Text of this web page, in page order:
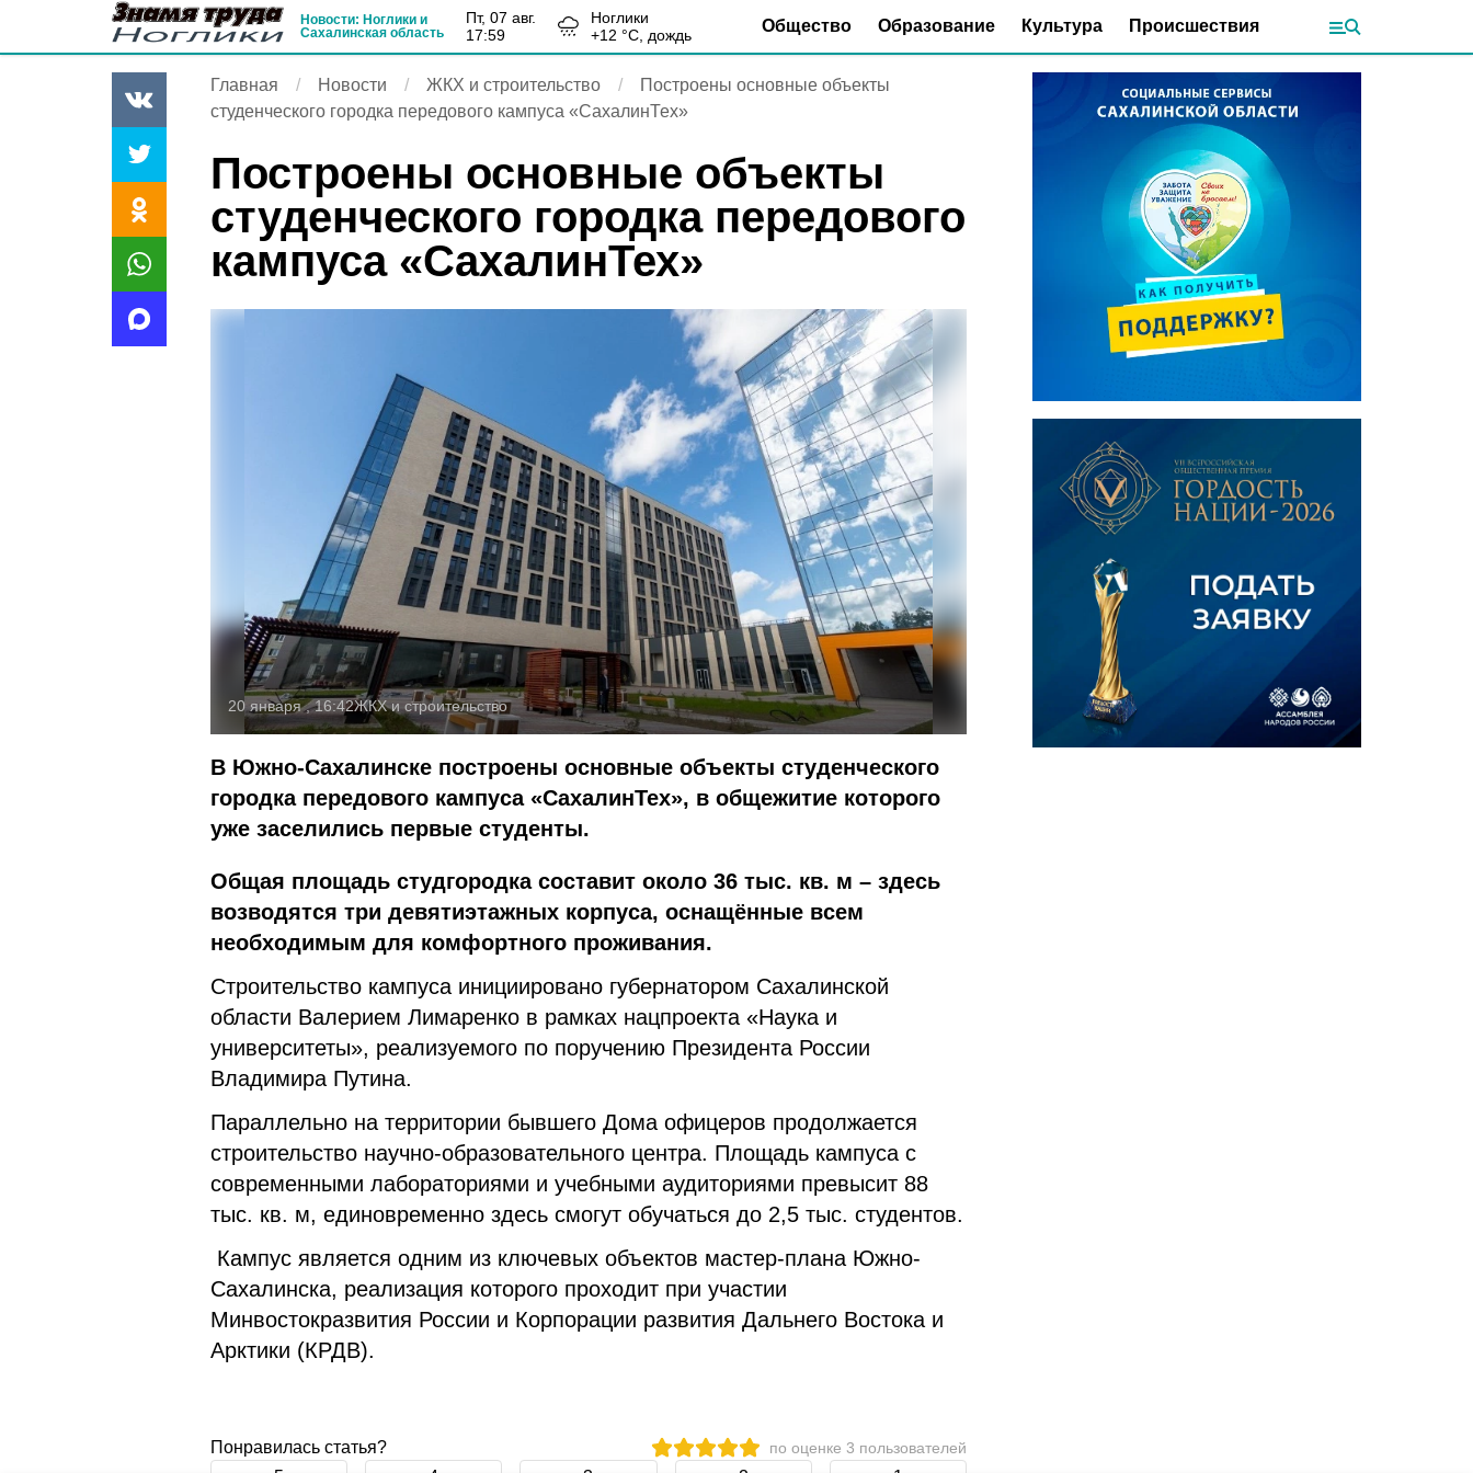
Новости: Ноглики и
Сахалинская область
пт, 07 авг.
17:59
Ноглики
+12 °С, дождь Общество Образование Культура Происшествия
Главная Новости ЖКХ и строительство
Построены основные объекты
студенческого городка передового кампуса «СахалинТех»
Построены основные объекты
студенческого городка передового
кампуса «СахалинТех»
20 января , 16:42ЖКХ и строительство
В Южно-Сахалинске построены основные объекты студенческого
городка передового кампуса «СахалинТех», в общежитие которого
уже заселились первые студенты.
Общая площадь студгородка составит около 36 тыс. кв. м – здесь
возводятся три девятиэтажных корпуса, оснащённые всем
необходимым для комфортного проживания.
Строительство кампуса инициировано губернатором Сахалинской
области Валерием Лимаренко в рамках нацпроекта «Наука и
университеты», реализуемого по поручению Президента России
Владимира Путина.
Параллельно на территории бывшего Дома офицеров продолжается
строительство научно-образовательного центра. Площадь кампуса с
современными лабораториями и учебными аудиториями превысит 88
тыс. кв. м, единовременно здесь смогут обучаться до 2,5 тыс. студентов.
Кампус является одним из ключевых объектов мастер-плана Южно-
Сахалинска, реализация которого проходит при участии
Минвостокразвития России и Корпорации развития Дальнего Востока и
Арктики (КРДВ).
Понравилась статья? по оценке 3 пользователей